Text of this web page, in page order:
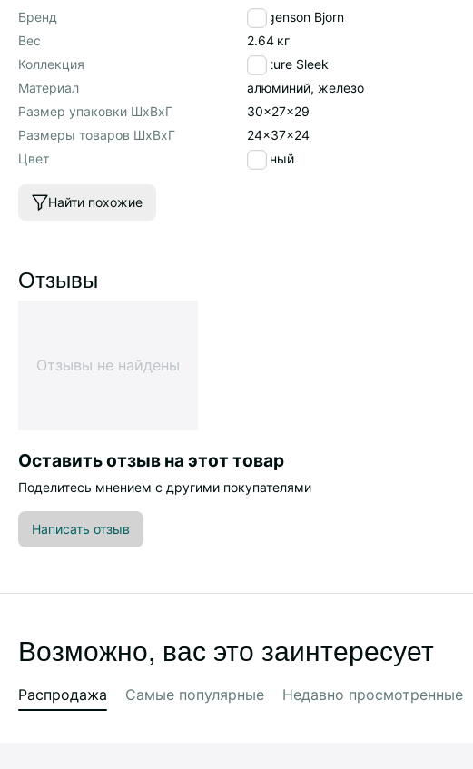
Бренд
Bergenson Bjorn
Вес
2.64 кг
Коллекция
Texture Sleek
Материал
алюминий, железо
Размер упаковки ШхВхГ
30x27x29
Размеры товаров ШхВхГ
24x37x24
Цвет
черный
Найти похожие
Отзывы
Отзывы не найдены
Оставить отзыв на этот товар
Поделитесь мнением с другими покупателями
Написать отзыв
Возможно, вас это заинтересует
Распродажа Самые популярные Недавно просмотренные